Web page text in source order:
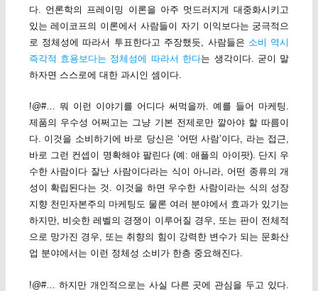
다. 언론학의 프레이밍 이론을 아주 멋드러지게 대중화시키고
있는 레이코프의 이론에서 사람들이 자기 이익보다는 궁극적으
로 정체성에 따라서 투표한다고 주장했듯, 사람들은 소비 역시
즉각적 효용보다는 정체성에 따라서 한다는 생각이다. 굳이 말
하자면 스스로에 대한 과시인 셈이다.
!@#… 뭐 이런 이야기를 어디다 써먹을까. 예를 들어 마케팅.
제품의 우수성 어쩌고는 그냥 기본 전제로만 깔아야 할 따름이
다. 이것을 소비하기에 바로 당신은 ‘어떤 사람’이다, 라는 접근,
바로 그런 컨셉이 명확해야 팔린다 (예: 애플의 아이팟). 단지 우
수한 사람이다 잘난 사람이다라는 식이 아니라, 어떤 종류의 개
성이 확립된다는 것. 이것을 하면 우수한 사람이라는 식의 성장
지향 천민자본주의 마케팅도 물론 여러 분야에서 효과가 있기는
하지만, 비슷한 레벨의 경쟁이 이루어질 경우, 또는 판이 전체적
으로 망가진 경우, 또는 취향의 힘이 강력한 변수가 되는 문화산
업 분야에서는 이런 정체성 소비가 한층 중요해진다.
!@#… 하지만 개인적으로는 사실 다른 곳에 관심을 두고 있다.